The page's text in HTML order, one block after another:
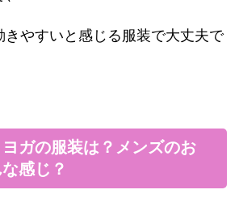
きやすいと感じる服装で大丈夫で
ガの服装は？メンズのお
感じ？